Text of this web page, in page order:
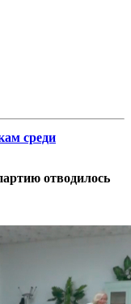
среди
отводилось